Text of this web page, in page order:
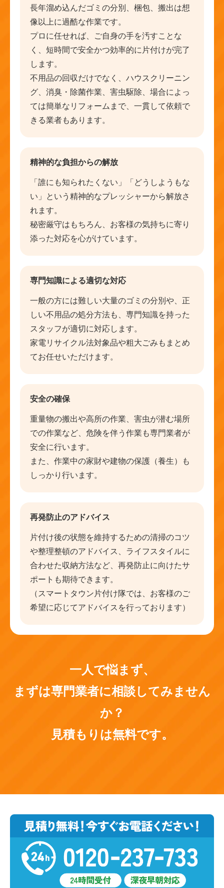
長年溜め込んだゴミの分別、梱包、搬出は想
像以上に過酷な作業です。
プロに任せれば、ご自身の手を汚すことな
く、短時間で安全かつ効率的に片付けが完了
します。
不用品の回収だけでなく、ハウスクリーニン
グ、消臭・除菌作業、害虫駆除、場合によっ
ては簡単なリフォームまで、一貫して依頼で
きる業者もあります。
精神的な負担からの解放
「誰にも知られたくない」「どうしようもな
い」という精神的なプレッシャーから解放さ
れます。
秘密厳守はもちろん、お客様の気持ちに寄り
添った対応を心がけています。
専門知識による適切な対応
一般の方には難しい大量のゴミの分別や、正
しい不用品の処分方法も、専門知識を持った
スタッフが適切に対応します。
家電リサイクル法対象品や粗大ごみもまとめ
てお任せいただけます。
安全の確保
重量物の搬出や高所の作業、害虫が潜む場所
での作業など、危険を伴う作業も専門業者が
安全に行います。
また、作業中の家財や建物の保護（養生）も
しっかり行います。
再発防止のアドバイス
片付け後の状態を維持するための清掃のコツ
や整理整頓のアドバイス、ライフスタイルに
合わせた収納方法など、再発防止に向けたサ
ポートも期待できます。
（スマートタウン片付け隊では、お客様のご
希望に応じてアドバイスを行っております）
一人で悩まず、
まずは専門業者に相談してみません
か？
見積もりは無料です。